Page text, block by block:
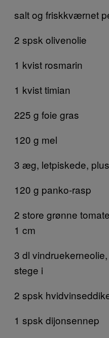
salt og friskkværnet
2 spsk olivenolie
1 kvist rosmarin
1 kvist timian
225 g foie gras
120 g mel
3 æg, letpiskede,
120 g panko-rasp
2 store grønne
1 cm
3 dl
stege i
2 spsk
1 spsk dijonsennep